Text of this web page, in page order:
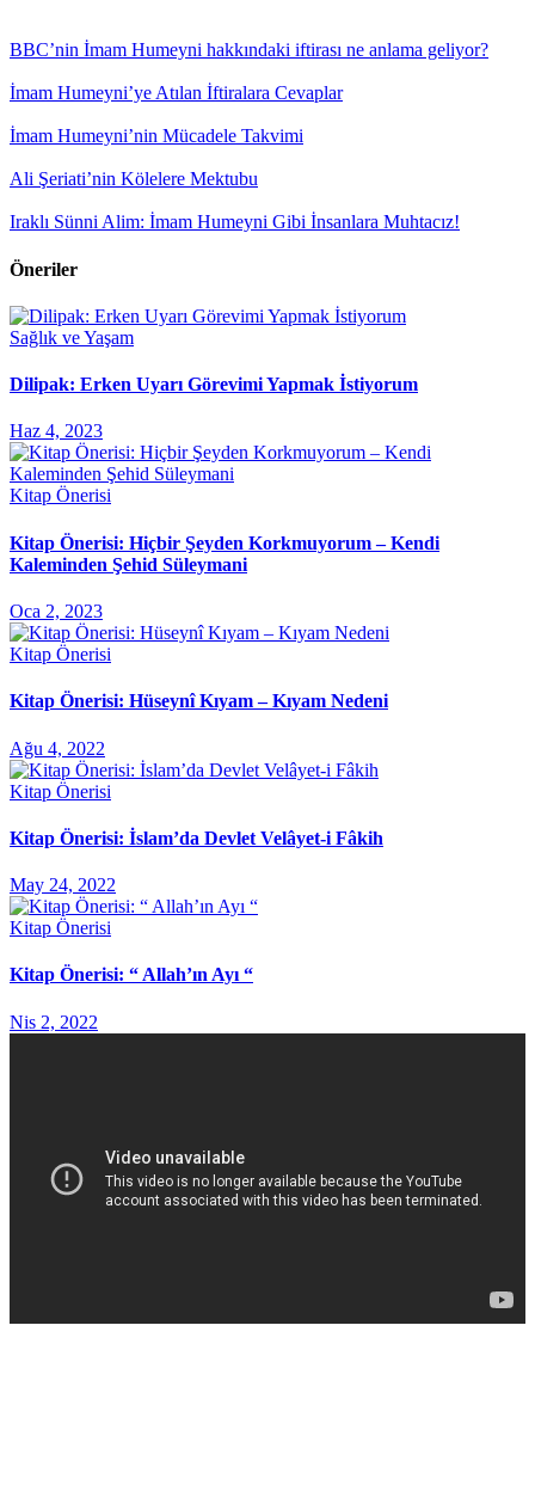
BBC’nin İmam Humeyni hakkındaki iftirası ne anlama geliyor?
İmam Humeyni’ye Atılan İftiralara Cevaplar
İmam Humeyni’nin Mücadele Takvimi
Ali Şeriati’nin Kölelere Mektubu
Iraklı Sünni Alim: İmam Humeyni Gibi İnsanlara Muhtacız!
Öneriler
Sağlık ve Yaşam
Dilipak: Erken Uyarı Görevimi Yapmak İstiyorum
Haz 4, 2023
Kitap Önerisi
Kitap Önerisi: Hiçbir Şeyden Korkmuyorum – Kendi
Kaleminden Şehid Süleymani
Oca 2, 2023
Kitap Önerisi
Kitap Önerisi: Hüseynî Kıyam – Kıyam Nedeni
Ağu 4, 2022
Kitap Önerisi
Kitap Önerisi: İslam’da Devlet Velâyet-i Fâkih
May 24, 2022
Kitap Önerisi
Kitap Önerisi: “ Allah’ın Ayı “
Nis 2, 2022